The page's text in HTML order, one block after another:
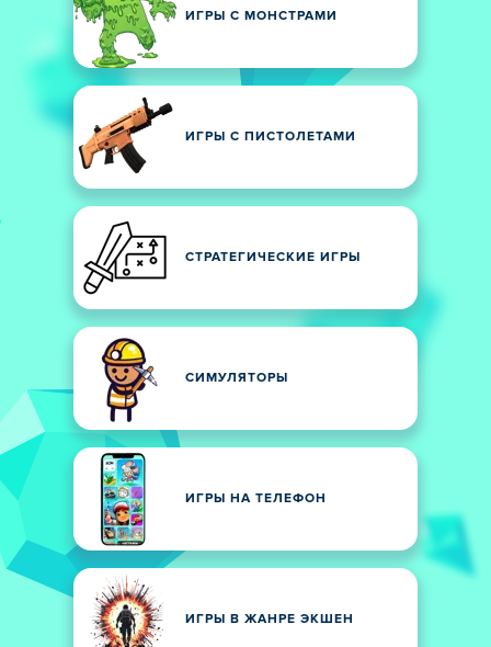
ИГРЫ С МОНСТРАМИ
ИГРЫ С ПИСТОЛЕТАМИ
СТРАТЕГИЧЕСКИЕ ИГРЫ
СИМУЛЯТОРЫ
ИГРЫ НА ТЕЛЕФОН
ИГРЫ В ЖАНРЕ ЭКШЕН